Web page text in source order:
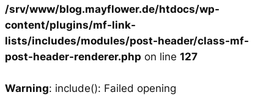
/srv/www/blog.mayflower.de/htdocs/wp-
content/plugins/mf-link-
lists/includes/modules/post-header/class-mf-
post-header-renderer.php on line 127
Warning: include(): Failed opening